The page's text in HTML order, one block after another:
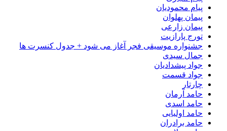
پیام محمودیان
پیمان پهلوان
پیمان زارعی
تورج پارازیت
جشنواره موسیقی فجر آغاز می شود + جدول کنسرت ها
جمال سیدی
جواد پیشدادیان
جواد قسمت
چارتار
حامد آرمان
حامد اسدی
حامد اولیایی
حامد برادران